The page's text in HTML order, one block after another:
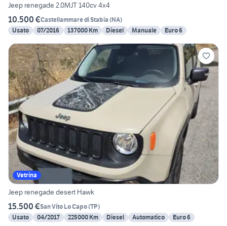
Jeep renegade 2.0MJT 140cv 4x4
10.500 €Castellammare di Stabia (NA)
Usato
07/2016 137000 Km Diesel Manuale Euro 6
Vetrina
Jeep renegade desert Hawk
15.500 €San Vito Lo Capo(TP)
Usato
04/2017 225000 Km Diesel Automatico Euro 6